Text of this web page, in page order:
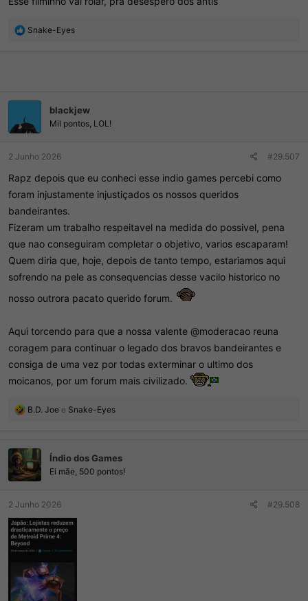
R
s
Snake-Eyes
blackjew
Mil pontos, LOL!
2 Junho 2026 #29.507
Rapz depois que eu conheci esse indio games percebi como
foram injustamente injustiçados os nossos queridos
bandeirantes.
Fizeram um trabalho respeitavel na medida do possivel, pena
que nao conseguiram completar o objetivo, varios escaparam!
Quem diria que, hoje, depois de tanto tempo, estariamos aqui
sofrendo na pele as consequencias desse vacilo historico no
nosso outrora pacato querido forum.
Aqui torcendo para que a nossa valente @moderacao reuna
coragem para continuar o legado dos bravos bandeirantes e
consiga de uma vez por todas exterminar o ultimo dos
moicanos, por um forum mais civilizado.
R
ç
õ
e
s
B.D. Joe e Snake-Eyes
Índio dos Games
Ei mãe, 500 pontos!
2 Junho 2026 #29.508